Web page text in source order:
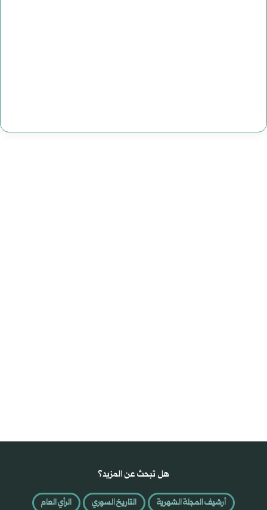
هل تبحث عن المزيد؟
أرشيف المجلة الشهرية التاريخ السوري الرأي العام